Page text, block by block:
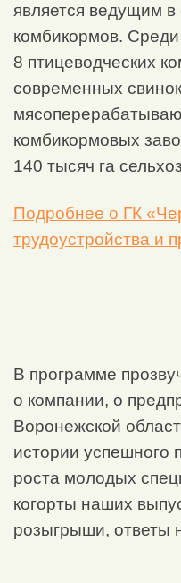
является ведущим в
комбикормов.
8 птицеводческих
современных
комбикормовых
140 тысяч га
Подробнее о ГК
трудоустройства и
В программе
о компании, о
Воронежской
истории успешного
роста молодых
когорты наших
розыгрыши, ответы